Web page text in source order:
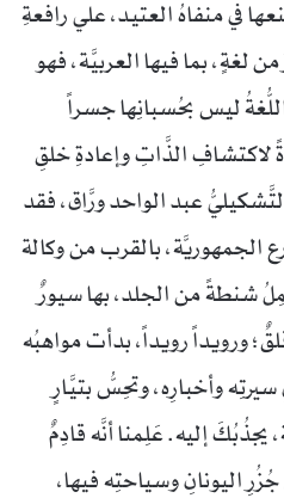
في منفاهُ العتيد، علي رافعةِ
من لغةٍ، بما فيها العربيَّة، فهو
ليس بحُسبانِها جسراً
لاكتشافِ الذَّاتِ وإعادةِ خلقِ
عبد الواحد ورَّاق، فقد
الجمهوريَّة، بالقرب من وكالة
شنطةً من الجلد، بها سيورٌ
ورويداً رويداً، بدأت مواهبُه
وأخبارِه، وتحِسُّ بتيَّارٍ
إليه. عَلِمنا أنَّه قادِمٌ
اليونانِ وسياحتِه فيها،